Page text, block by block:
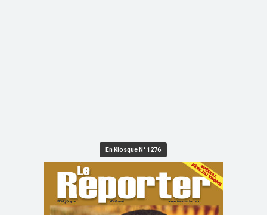
En Kiosque N° 1276